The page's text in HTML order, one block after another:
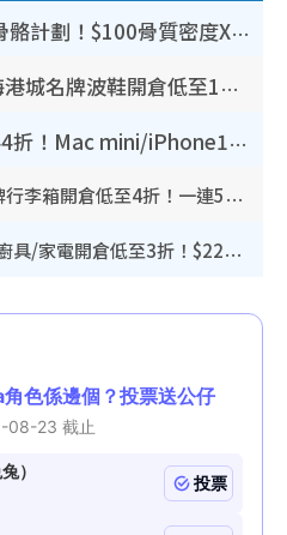
港大推賽馬會強化骨骼計劃！$100骨質密度X光檢查 完成免費運動訓練送超市禮券！附參加資格
開倉優惠 | 尖沙咀海港城名牌波鞋開倉低至1折！On鞋$899起／Joy&Peace鞋履$98起
豐澤優惠勁減低至44折！Mac mini/iPhone17Pro大減價！廚房家電$220起
開倉優惠｜尖沙咀名牌行李箱開倉低至4折！一連5日 American Tourister/ace./Hallmark $200起！
廚具開倉｜特福Tefal廚具/家電開倉低至3折！$220起買平底鍋/炒鑊/湯煲！電飯煲/吸塵機/燙斗$418起